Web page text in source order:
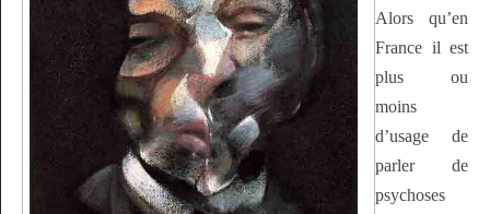
Alors qu’en
France il est
plus ou
moins
d’usage de
parler de
psychoses